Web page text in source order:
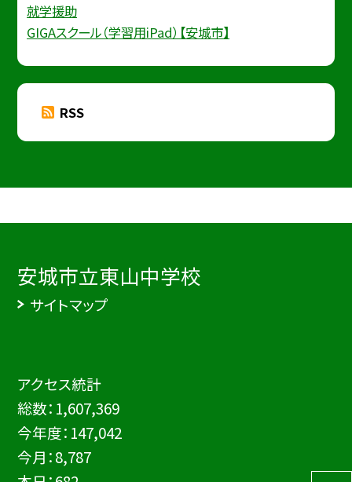
就学援助
GIGAスクール（学習用iPad）【安城市】
RSS
安城市立東山中学校
サイトマップ
アクセス統計
総数： 1,607,369
今年度： 147,042
今月：8,787